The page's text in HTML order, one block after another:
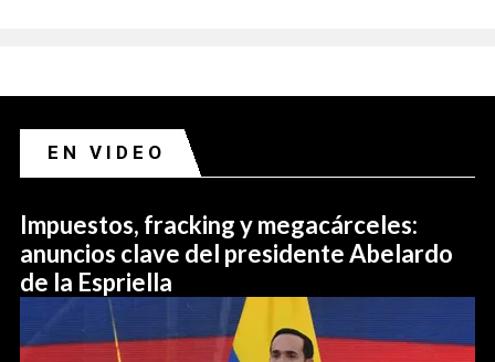
EN VIDEO
Impuestos, fracking y megacárceles:
anuncios clave del presidente Abelardo
de la Espriella